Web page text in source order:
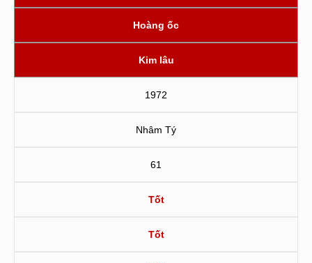
Hoàng ốc
Kim lâu
1972
Nhâm Tý
61
Tốt
Tốt